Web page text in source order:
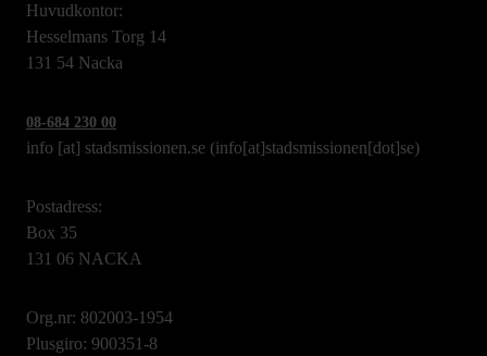
Huvudkontor:
Hesselmans Torg 14
131 54 Nacka
08-684 230 00
info [at] stadsmissionen.se (info[at]stadsmissionen[dot]se)
Postadress:
Box 35
131 06 NACKA
Org.nr: 802003-1954
Plusgiro: 900351-8